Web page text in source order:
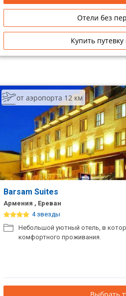
Отели без
Купить
от аэропорта 12 км
Barsam Suites
Армения , Ереван
4 звезды
Небольшой уютный отель, в
комфортного проживания.